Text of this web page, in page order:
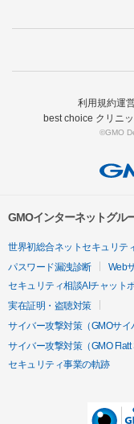
利用規約運
best choice クリニ
©GMO
GMOインターネットグル
世界初総合ネットセキュリテ
パスワード漏洩診断
Web
セキュリティ相談AIチャット
実在証明・盗聴対策
サイバー攻撃対策（GMOサイ
サイバー攻撃対策（GMO Flatt
セキュリティ事業の軌跡